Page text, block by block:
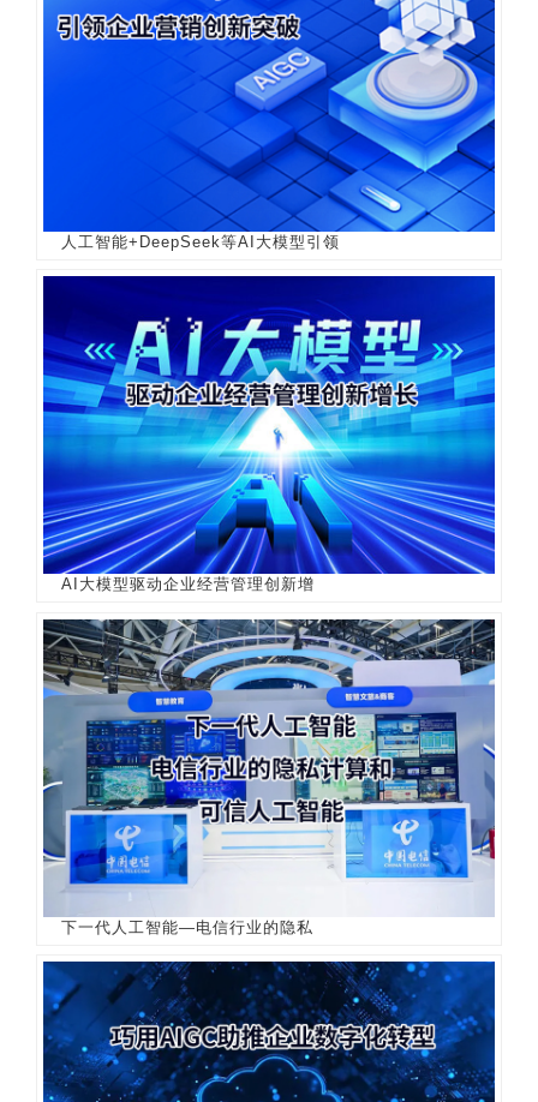
人工智能+DeepSeek等AI大模型引领
AI大模型驱动企业经营管理创新增
下一代人工智能—电信行业的隐私